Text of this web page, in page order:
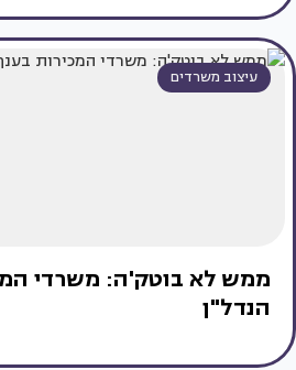
עיצוב משרדים
ממש לא בוטק'ה: משרדי
הנדל"ן